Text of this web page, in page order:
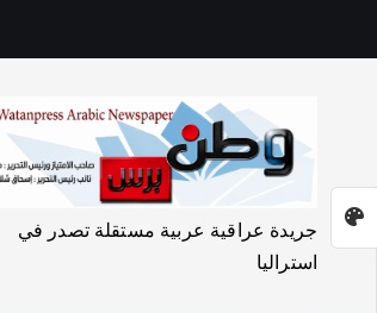
جريدة عراقية عربية مستقلة تصدر في
استراليا